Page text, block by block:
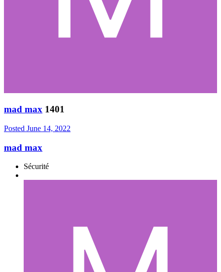
mad max 1401
Posted June 14, 2022
mad max
Sécurité